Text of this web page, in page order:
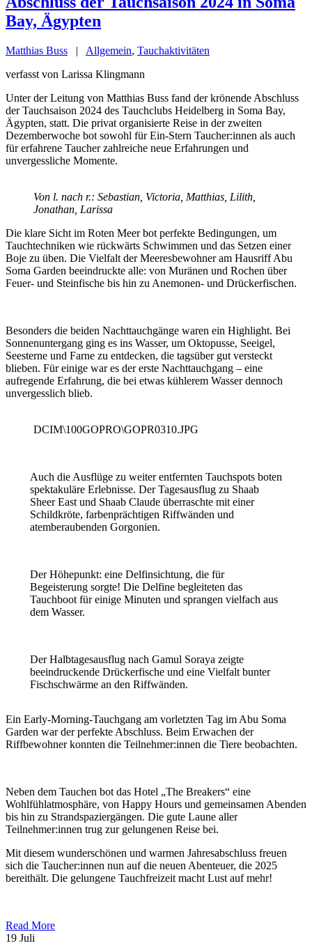
Bay, Ägypten
Matthias Buss | Allgemein, Tauchaktivitäten
verfasst von Larissa Klingmann
Unter der Leitung von Matthias Buss fand der krönende Abschluss
der Tauchsaison 2024 des Tauchclubs Heidelberg in Soma Bay,
Ägypten, statt. Die privat organisierte Reise in der zweiten
Dezemberwoche bot sowohl für Ein-Stern Taucher:innen als auch
für erfahrene Taucher zahlreiche neue Erfahrungen und
unvergessliche Momente.
Von l. nach r.: Sebastian, Victoria, Matthias, Lilith,
Jonathan, Larissa
Die klare Sicht im Roten Meer bot perfekte Bedingungen, um
Tauchtechniken wie rückwärts Schwimmen und das Setzen einer
Boje zu üben. Die Vielfalt der Meeresbewohner am Hausriff Abu
Soma Garden beeindruckte alle: von Muränen und Rochen über
Feuer- und Steinfische bis hin zu Anemonen- und Drückerfischen.
Besonders die beiden Nachttauchgänge waren ein Highlight. Bei
Sonnenuntergang ging es ins Wasser, um Oktopusse, Seeigel,
Seesterne und Farne zu entdecken, die tagsüber gut versteckt
blieben. Für einige war es der erste Nachttauchgang – eine
aufregende Erfahrung, die bei etwas kühlerem Wasser dennoch
unvergesslich blieb.
DCIM\100GOPRO\GOPR0310.JPG
Auch die Ausflüge zu weiter entfernten Tauchspots boten
spektakuläre Erlebnisse. Der Tagesausflug zu Shaab
Sheer East und Shaab Claude überraschte mit einer
Schildkröte, farbenprächtigen Riffwänden und
atemberaubenden Gorgonien.
Der Höhepunkt: eine Delfinsichtung, die für
Begeisterung sorgte! Die Delfine begleiteten das
Tauchboot für einige Minuten und sprangen vielfach aus
dem Wasser.
Der Halbtagesausflug nach Gamul Soraya zeigte
beeindruckende Drückerfische und eine Vielfalt bunter
Fischschwärme an den Riffwänden.
Ein Early-Morning-Tauchgang am vorletzten Tag im Abu Soma
Garden war der perfekte Abschluss. Beim Erwachen der
Riffbewohner konnten die Teilnehmer:innen die Tiere beobachten.
Neben dem Tauchen bot das Hotel „The Breakers“ eine
Wohlfühlatmosphäre, von Happy Hours und gemeinsamen Abenden
bis hin zu Strandspaziergängen. Die gute Laune aller
Teilnehmer:innen trug zur gelungenen Reise bei.
Mit diesem wunderschönen und warmen Jahresabschluss freuen
sich die Taucher:innen nun auf die neuen Abenteuer, die 2025
bereithält. Die gelungene Tauchfreizeit macht Lust auf mehr!
Read More
19 Juli